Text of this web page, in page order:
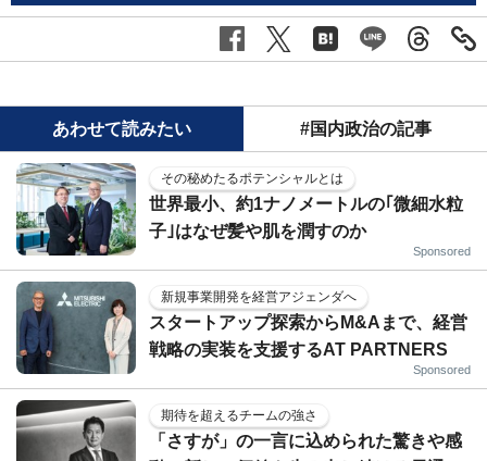
あわせて読みたい #国内政治の記事
その秘めたるポテンシャルとは
世界最小、約1ナノメートルの｢微細水粒
子｣はなぜ髪や肌を潤すのか
Sponsored
新規事業開発を経営アジェンダへ
スタートアップ探索からM&Aまで、経営
戦略の実装を支援するAT PARTNERS
Sponsored
期待を超えるチームの強さ
「さすが」の一言に込められた驚きや感